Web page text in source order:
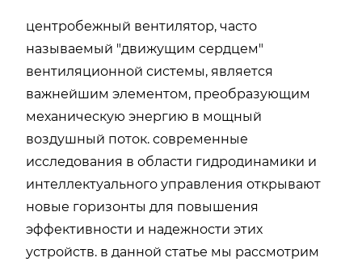
центробежный вентилятор, часто
называемый "движущим сердцем"
вентиляционной системы, является
важнейшим элементом, преобразующим
механическую энергию в мощный
воздушный поток. современные
исследования в области гидродинамики и
интеллектуального управления открывают
новые горизонты для повышения
эффективности и надежности этих
устройств. в данной статье мы рассмотрим